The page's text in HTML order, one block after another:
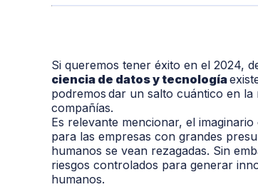
Si queremos tener éxito en el 2024,
ciencia de datos y tecnología
podremos dar un salto cuántico en la
compañías.
Es relevante mencionar, el imaginario
para las empresas con grandes
humanos se vean rezagadas. Sin
riesgos controlados para generar
humanos.